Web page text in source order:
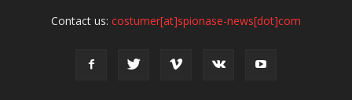
Contact us: costumer[at]spionase-news[dot]com